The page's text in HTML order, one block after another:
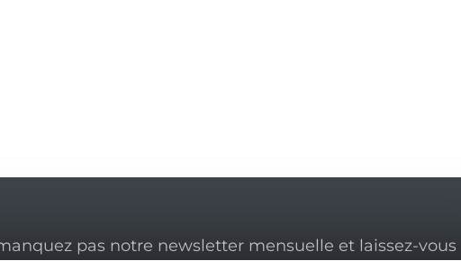
pas notre newsletter mensuelle et laissez-vous